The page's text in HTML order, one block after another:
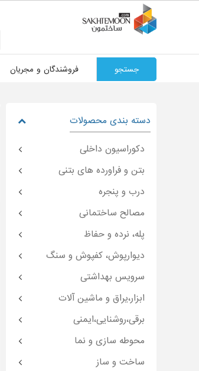
جستجو فروشندگان و مجریان
دسته بندی محصولات
دکوراسیون داخلی
بتن و فراورده های بتنی
درب و پنجره
مصالح ساختمانی
پله، نرده و حفاظ
دیوارپوش، کفپوش و سنگ
سرویس بهداشتی
ابزار،یراق و ماشین آلات
برقی،روشنایی،ایمنی
محوطه سازی و نما
ساخت و ساز